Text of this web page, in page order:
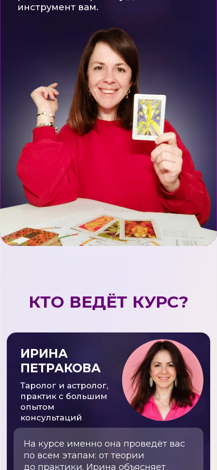
обратная связь, сочетание
астрологии и таро
прямой контакт, сообщество сильных
тарологов, сочетание астрологии и таро
1 практика с Ириной Чукреевой
Задания с проверкой куратора
18 раскладов
астрологии и таро, как
работают эти инструменты
Сертификат
Чат ВИП с Ириной Чукреевой
и Ириной Петраковой
Петраковой и 2 с Ириной
Чукреевой
Срок доступа: 4 месяца
11 видео с погружением
3 практики с Ириной
Петраковой
1 практика с Ириной
Чукреевой
Задания с проверкой
куратора
15 раскладов
Чат с куратором и с Ириной
Петраковой
Видео про сочетание
работают эти инструменты
Сертификат
Zoom-встреча с Ириной
Петраковой
Срок доступа: 4 месяца
Записаться
ОПТИМАЛЬНЫЙ
Записаться